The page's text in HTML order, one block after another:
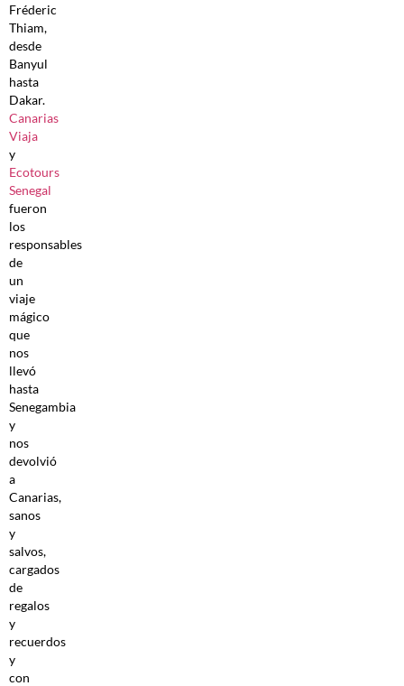
Fréderic
Thiam,
desde
Banyul
hasta
Dakar.
Canarias
Viaja
y
Ecotours
Senegal
fueron
los
responsables
de
un
viaje
mágico
que
nos
llevó
hasta
Senegambia
y
nos
devolvió
a
Canarias,
sanos
y
salvos,
cargados
de
regalos
y
recuerdos
y
con